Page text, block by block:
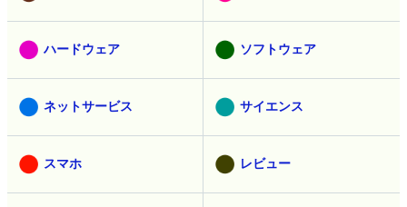
ハードウェア ソフトウェア
ネットサービス サイエンス
スマホ レビュー